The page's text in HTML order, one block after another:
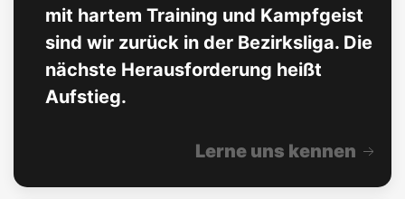
mit hartem Training und Kampfgeist
sind wir zurück in der Bezirksliga. Die
nächste Herausforderung heißt
Aufstieg.
Lerne uns kennen